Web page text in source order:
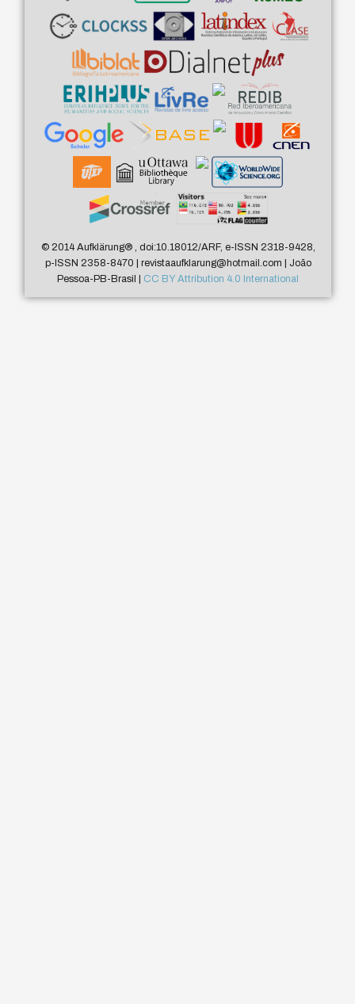
© 2014 Aufklärung®, doi:10.18012/ARF, e-ISSN 2318-9428,
p-ISSN 2358-8470 | revistaaufklarung@hotmail.com | João
Pessoa-PB-Brasil | CC BY Attribution 4.0 International